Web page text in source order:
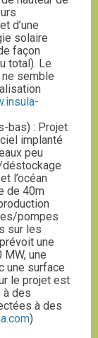
d’une
solaire
façon
total). Le
semble
bas) : Projet
implanté
peu
l’océan
de 40m
pompes
sur les
une
une
une surface
le projet est
à des
à des
)